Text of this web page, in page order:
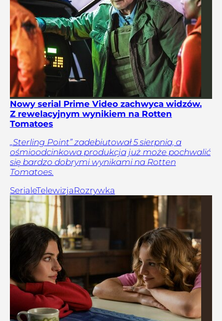
Nowy serial Prime Video zachwyca widzów.
Z rewelacyjnym wynikiem na Rotten
Tomatoes
„Sterling Point” zadebiutował 5 sierpnia, a
ośmioodcinkowa produkcja już może pochwalić
się bardzo dobrymi wynikami na Rotten
Tomatoes.
SerialeTelewizjaRozrywka